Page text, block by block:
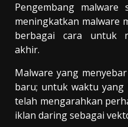
Pengembang malware
meningkatkan malware
berbagai cara untuk
akhir.
Malware yang
baru; untuk waktu yang
telah mengarahkan
iklan daring sebagai